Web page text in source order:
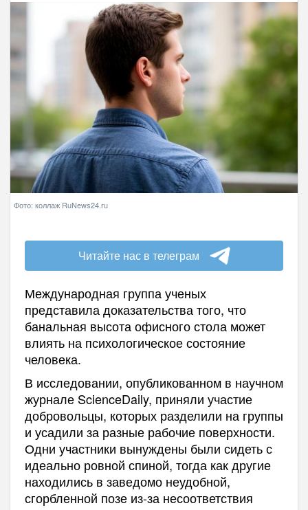
Фото: коллаж RuNews24.ru
Читайте нас в телеграм
Международная группа ученых
представила доказательства того, что
банальная высота офисного стола может
влиять на психологическое состояние
человека.
В исследовании, опубликованном в научном
журнале ScienceDaily, приняли участие
добровольцы, которых разделили на группы
и усадили за разные рабочие поверхности.
Одни участники вынуждены были сидеть с
идеально ровной спиной, тогда как другие
находились в заведомо неудобной,
сгорбленной позе из-за несоответствия